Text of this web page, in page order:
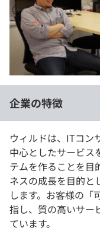
イベント・セミナー
インタビュー
ナレッジ
リファレンス
プラン
個人向けプラン
法人向けプラン
学校向けプラン
契約内容・クーポン
評価結果一覧
再チャレンジ結果一覧
Tech Team Journal
paiza times
note
paizaとは？
企業の特徴
ウィルドは、ITコン
中心としたサービス
テムを作ることを目
ネスの成長を目的と
します。お客様の「
指し、質の高いサー
ています。